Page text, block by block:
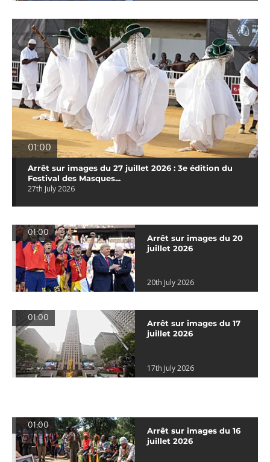
01:00
Arrêt sur images du 27 juillet 2026 : 3e édition du
Festival des Masques...
27th July 2026
01:00
Arrêt sur images du 20
juillet 2026
20th July 2026
01:00
Arrêt sur images du 17
juillet 2026
17th July 2026
01:00
Arrêt sur images du 16
juillet 2026